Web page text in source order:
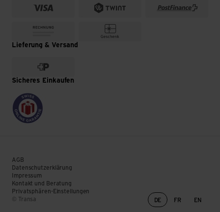
Lieferung & Versand
Sicheres Einkaufen
© Transa
AGB
Datenschutzerklärung
Impressum
Kontakt und Beratung
Privatsphären-Einstellungen
Sprachwechsel
DE FR EN